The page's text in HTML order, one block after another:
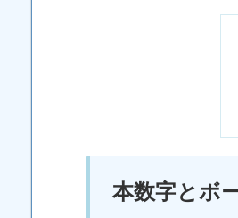
本数字とボ